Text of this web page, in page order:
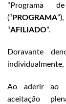
“Programa
(“PROGRAMA
“AFILIADO”.
Doravante
individualmente,
Ao aderir ao
aceitação